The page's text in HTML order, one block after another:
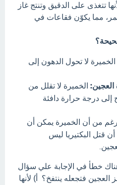
تتغذى على الدقيق وتنتج غاز
مما يكوّن فقاعات في
الخميرة لا تحول الدهون إلى
العجين: الخميرة لا تقلل من
إلى درجة حرارة دافئة
من أن الخميرة يمكن أن
قتل البكتيريا ليس
خطأ في الإجابة علي سؤال
فتجعله ينتفخ؟ أ) لأنها